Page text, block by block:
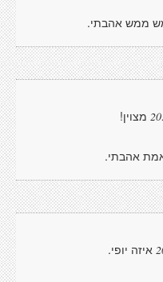
ממש אהבתי.
מצוין!
אהבתי.
איזה יופי.